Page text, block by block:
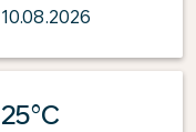
10.08.2026
25°C